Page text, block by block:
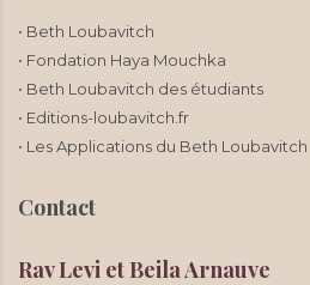
• Beth Loubavitch
• Fondation Haya Mouchka
• Beth Loubavitch des étudiants
• Editions-loubavitch.fr
• Les Applications du Beth Loubavitch
Contact
Rav Levi et Beila Arnauve